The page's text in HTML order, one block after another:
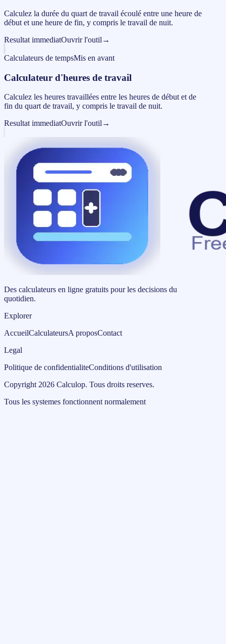
Calculez la durée du quart de travail écoulé entre une heure de
début et une heure de fin, y compris le travail de nuit.
Resultat immediatOuvrir l'outil →
Calculateurs de tempsMis en avant
Calculateur d'heures de travail
Calculez les heures travaillées entre les heures de début et de
fin du quart de travail, y compris le travail de nuit.
Resultat immediatOuvrir l'outil →
Des calculateurs en ligne gratuits pour les decisions du
quotidien.
Explorer
AccueilCalculateursA proposContact
Legal
Politique de confidentialiteConditions d'utilisation
Copyright 2026 Calculop. Tous droits reserves.
Tous les systemes fonctionnent normalement